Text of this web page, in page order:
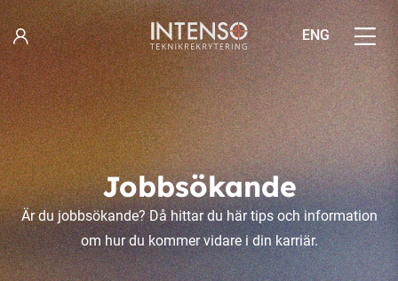
Hoppa
till
innehåll
ENG
Jobbsökande
Är du jobbsökande? Då hittar du här tips och information
om hur du kommer vidare i din karriär.